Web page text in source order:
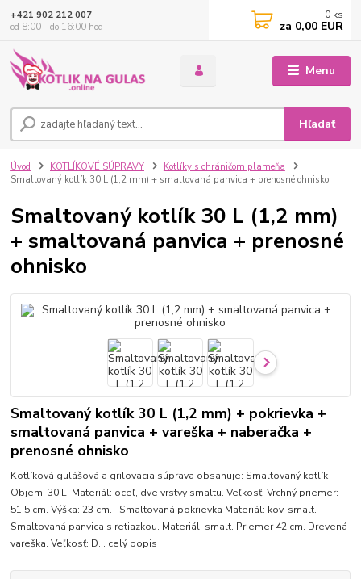
Menu
Hľadať
+421 902 212 007
od 8:00 - do 16:00 hod
0 ks
za 0,00 EUR
Úvod KOTLÍKOVÉ SÚPRAVY
Kotlíky s chráničom plameňa
Smaltovaný kotlík 30 L (1,2 mm) + smaltovaná panvica + prenosné ohnisko
Smaltovaný kotlík 30 L (1,2 mm)
+ smaltovaná panvica + prenosné
ohnisko
Smaltovaný kotlík 30 L (1,2 mm) + pokrievka +
smaltovaná panvica + vareška + naberačka +
prenosné ohnisko
Kotlíková gulášová a grilovacia súprava obsahuje: Smaltovaný kotlík
Objem: 30 L. Materiál: oceľ, dve vrstvy smaltu. Veľkosť: Vrchný priemer:
51,5 cm. Výška: 23 cm. Smaltovaná pokrievka Materiál: kov, smalt.
Smaltovaná panvica s retiazkou. Materiál: smalt. Priemer 42 cm. Drevená
vareška. Veľkosť: D... celý popis